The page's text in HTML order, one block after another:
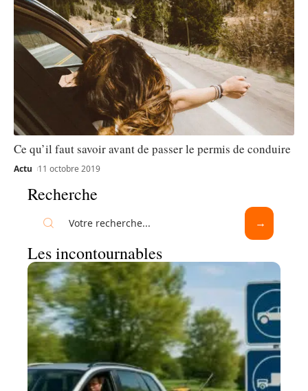
Ce qu’il faut savoir avant de passer le permis de conduire
Actu 11 octobre 2019
Recherche
Les incontournables